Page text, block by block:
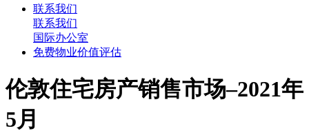
联系我们
联系我们
国际办公室
免费物业价值评估
伦敦住宅房产销售市场–2021年
5月